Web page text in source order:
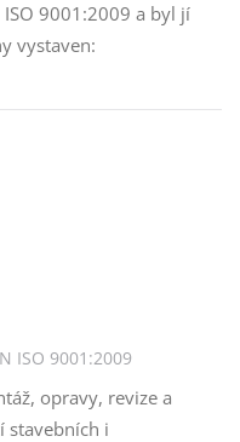
9001:2009 a byl jí
vystaven:
ISO 9001:2009
opravy, revize a
stavebních i